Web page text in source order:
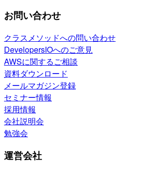
お問い合わせ
クラスメソッドへの問い合わせ
DevelopersIOへのご意見
AWSに関するご相談
資料ダウンロード
メールマガジン登録
セミナー情報
採用情報
会社説明会
勉強会
運営会社